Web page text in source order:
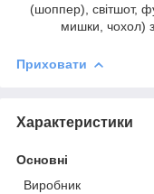
(шоппер), світшот,
мишки, чохол)
Приховати
Характеристики
Основні
Виробник